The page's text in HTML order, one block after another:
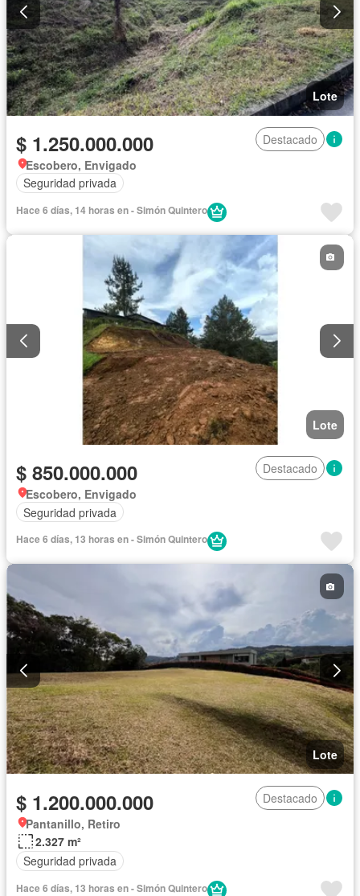
Lote
$ 1.250.000.000
Destacado
Escobero, Envigado
Seguridad privada
Hace 6 días, 14 horas en - Simón Quintero
Lote
$ 850.000.000
Destacado
Escobero, Envigado
Seguridad privada
Hace 6 días, 13 horas en - Simón Quintero
Lote
$ 1.200.000.000
Destacado
Pantanillo, Retiro
2.327 m²
Seguridad privada
Hace 6 días, 13 horas en - Simón Quintero